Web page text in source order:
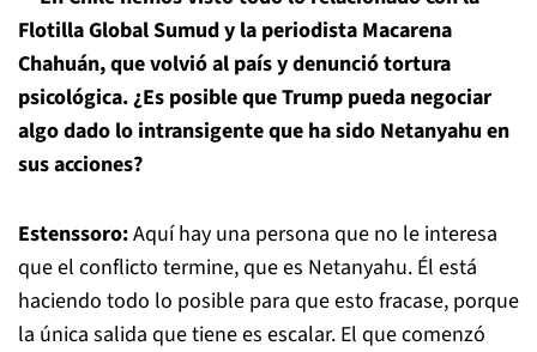
Flotilla Global Sumud y la periodista Macarena
Chahuán, que volvió al país y denunció tortura
psicológica. ¿Es posible que Trump pueda negociar
algo dado lo intransigente que ha sido Netanyahu en
sus acciones?
Estenssoro:Aquí hay una persona que no le interesa
que el conflicto termine, que es Netanyahu. Él está
haciendo todo lo posible para que esto fracase, porque
la única salida que tiene es escalar. El que comenzó